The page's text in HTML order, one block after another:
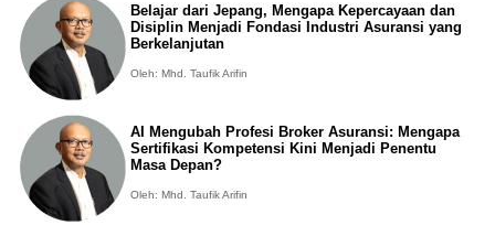
Belajar dari Jepang, Mengapa Kepercayaan dan
Disiplin Menjadi Fondasi Industri Asuransi yang
Berkelanjutan
Oleh: Mhd. Taufik Arifin
AI Mengubah Profesi Broker Asuransi: Mengapa
Sertifikasi Kompetensi Kini Menjadi Penentu
Masa Depan?
Oleh: Mhd. Taufik Arifin